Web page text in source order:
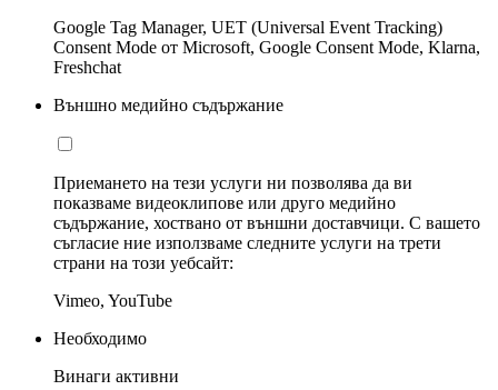
Google Tag Manager, UET (Universal Event Tracking)
Consent Mode от Microsoft, Google Consent Mode, Klarna,
Freshchat
Външно медийно съдържание
Приемането на тези услуги ни позволява да ви
показваме видеоклипове или друго медийно
съдържание, хоствано от външни доставчици. С вашето
съгласие ние използваме следните услуги на трети
страни на този уебсайт:
Vimeo, YouTube
Необходимо
Винаги активни